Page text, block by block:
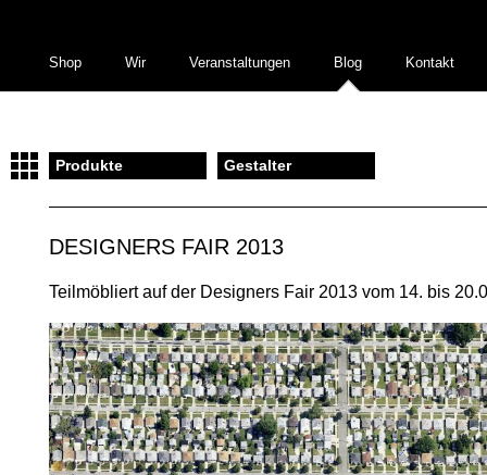
Shop Wir Veranstaltungen Blog Kontakt
Produkte Gestalter
DESIGNERS FAIR 2013
Teilmöbliert auf der Designers Fair 2013 vom 14. bis